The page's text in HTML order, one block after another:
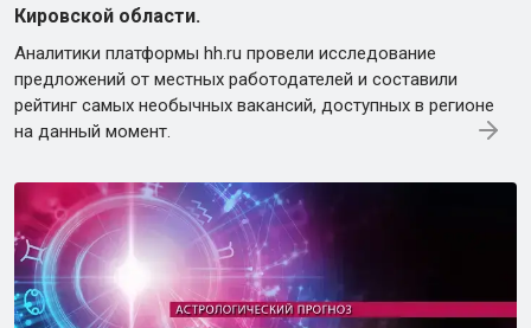
Кировской области.
Аналитики платформы hh.ru провели исследование
предложений от местных работодателей и составили
рейтинг самых необычных вакансий, доступных в регионе
на данный момент.